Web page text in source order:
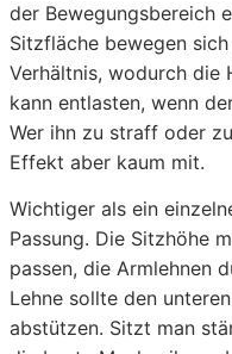
der Bewegungsbereich
Sitzfläche bewegen
Verhältnis, wodurch die
kann entlasten, wenn
Wer ihn zu straff oder
Effekt aber kaum mit.
Wichtiger als ein
Passung. Die Sitzhöhe
passen, die Armlehnen
Lehne sollte den
abstützen. Sitzt man